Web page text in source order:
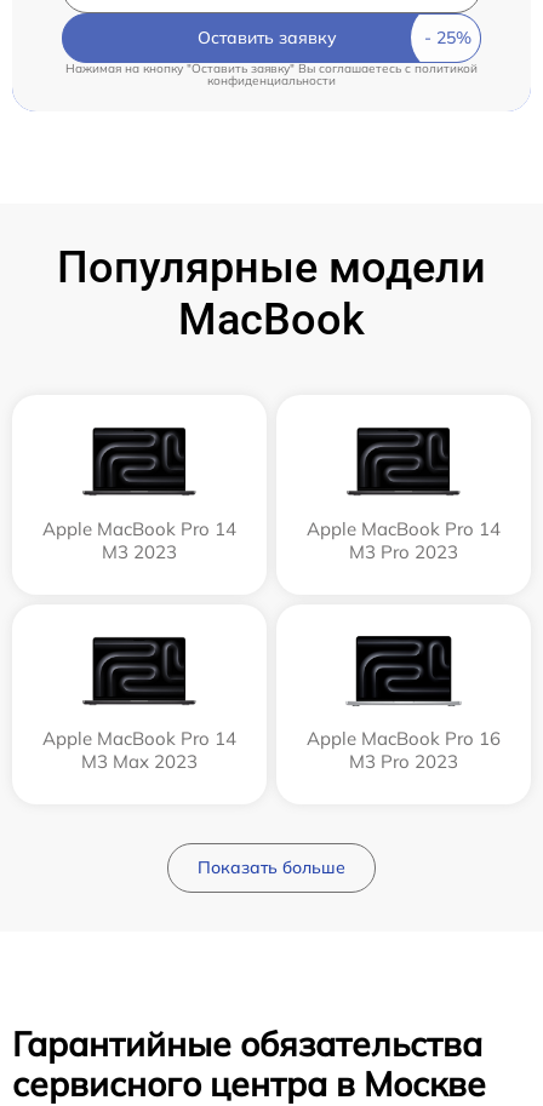
Оставить заявку
Нажимая на кнопку "Оставить заявку" Вы соглашаетесь cполитикой
конфиденциальности
Популярные модели
MacBook
Apple MacBook Pro 14
M3 2023
Apple MacBook Pro 14
M3 Pro 2023
Apple MacBook Pro 14
M3 Max 2023
Apple MacBook Pro 16
M3 Pro 2023
Показать больше
Гарантийные обязательства
сервисного центра в Москве